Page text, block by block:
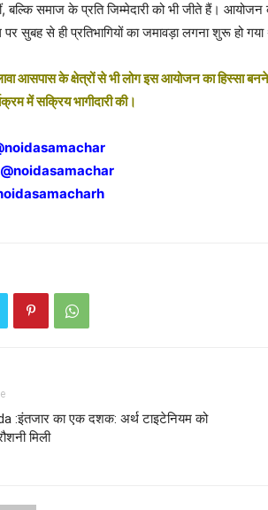
बल्कि समाज के प्रति जिम्मेदारी को भी जीते हैं।
सुबह से ही प्रतिभागियों का जमावड़ा लगना शुरू हो गया
आसपास के क्षेत्रों से भी लोग इस आयोजन का हिस्सा
में सक्रिय भागीदारी की।
@noidasamachar
:इंतजार का एक दशक: अर्थ टाइटेनियम को
मिली